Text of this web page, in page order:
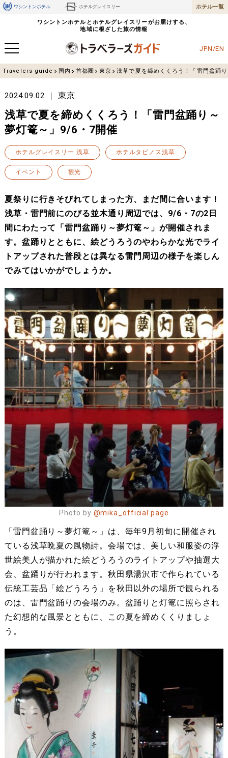
ワシントンホテル ホテルグレイスリー ホテル一覧
ワシントンホテルとホテルグレイスリーがお届けする、
地域に根ざした旅の情報
JPN/EN
Travelers guide 国内 首都圏 東京 浅草で夏を締めくくろう！「雷門盆踊
2024.09.02 東京
浅草で夏を締めくくろう！「雷門盆踊り～
夢灯篭～」9/6・7開催
ホテルグレイスリー 浅草 ホテルタビノス浅草
イベント 観光
夏祭りに行きそびれてしまった方、まだ間に合います！
浅草・雷門前にのびる並木通り周辺では、9/6・7の2日
間にわたって「雷門盆踊り～夢灯篭～」が開催されま
す。盆踊りとともに、絵どうろうのやわらかな光でライ
トアップされた普段とは異なる雷門周辺の様子を楽しん
でみてはいかがでしょうか。
Photo by @mika_official.page
「雷門盆踊り～夢灯篭～」は、毎年9月初旬に開催され
ている浅草晩夏の風物詩。会場では、美しい和服姿の浮
世絵美人が描かれた絵どうろうのライトアップや抽選大
会、盆踊りが行われます。秋田県湯沢市で作られている
伝統工芸品「絵どうろう」を秋田以外の場所で観られる
のは、雷門盆踊りの会場のみ。盆踊りと灯篭に照らされ
た幻想的な風景とともに、この夏を締めくくりましょ
う。